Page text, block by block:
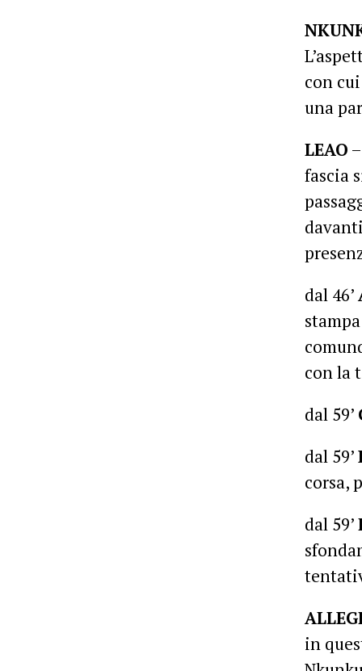
con
una
LEAO
fascia
dal 46’
con la
dal 59’
dal 59’
corsa,
dal 59’
in